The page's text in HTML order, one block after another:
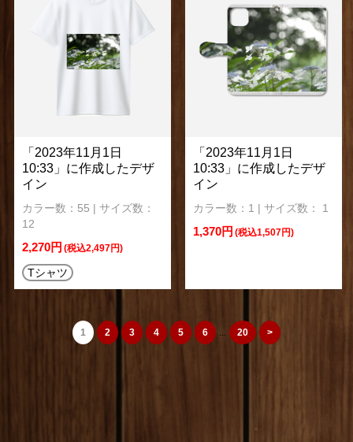
「2023年11月1日
10:33」に作成したデザ
イン
カラー数：55 | サイズ数：
12
2,270円 (税込2,497円)
Tシャツ
「2023年11月1日
10:33」に作成したデザ
イン
カラー数：1 | サイズ数： 1
1,370円 (税込1,507円)
1 2 3 4 5 6 ... 20 >